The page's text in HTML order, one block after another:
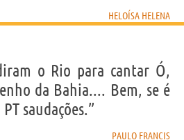
HELOÍSA HELENA
o Rio para cantar Ó,
da Bahia.... Bem, se é
saudações.”
PAULO FRANCIS